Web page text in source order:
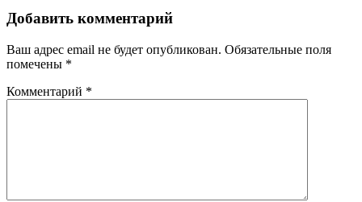
Добавить комментарий
Ваш адрес email не будет опубликован. Обязательные поля
помечены *
Комментарий *